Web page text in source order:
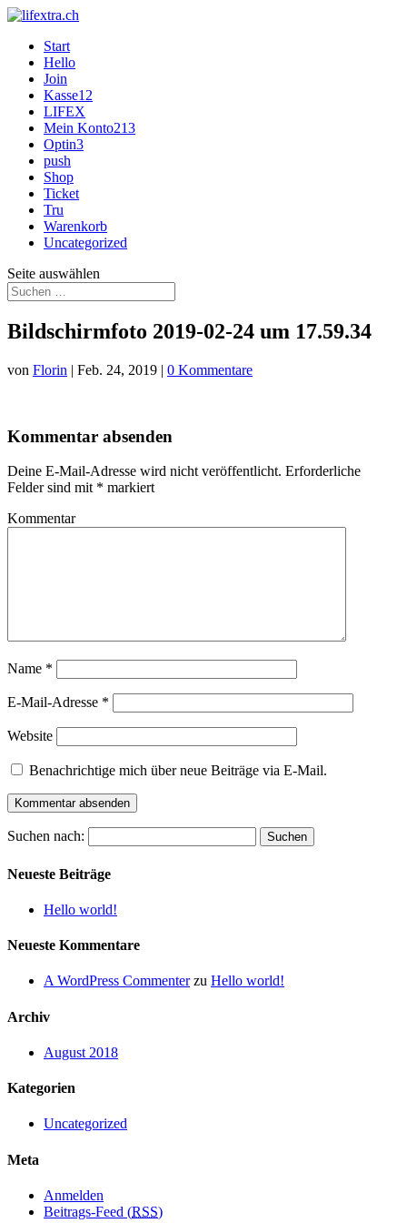
Start
Hello
Join
Kasse12
LIFEX
Mein Konto213
Optin3
push
Shop
Ticket
Tru
Warenkorb
Uncategorized
Seite auswählen
Bildschirmfoto 2019-02-24 um 17.59.34
von Florin | Feb. 24, 2019 | 0 Kommentare
Kommentar absenden
Deine E-Mail-Adresse wird nicht veröffentlicht. Erforderliche
Felder sind mit * markiert
Kommentar
Name *
E-Mail-Adresse *
Website
Benachrichtige mich über neue Beiträge via E-Mail.
Suchen nach:
Neueste Beiträge
Hello world!
Neueste Kommentare
A WordPress Commenterzu Hello world!
Archiv
August 2018
Kategorien
Uncategorized
Meta
Anmelden
Beitrags-Feed (RSS)